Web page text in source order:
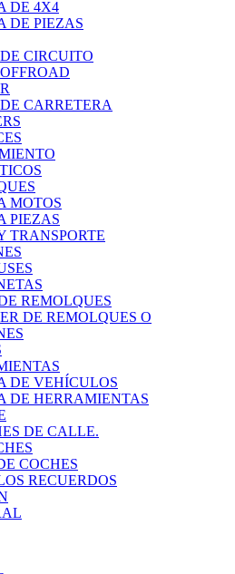
DE 4X4
DE PIEZAS
CIRCUITO
CARRETERA
MOTOS
PIEZAS
TRANSPORTE
REMOLQUES
DE REMOLQUES O
DE VEHÍCULOS
DE HERRAMIENTAS
DE CALLE.
COCHES
RECUERDOS